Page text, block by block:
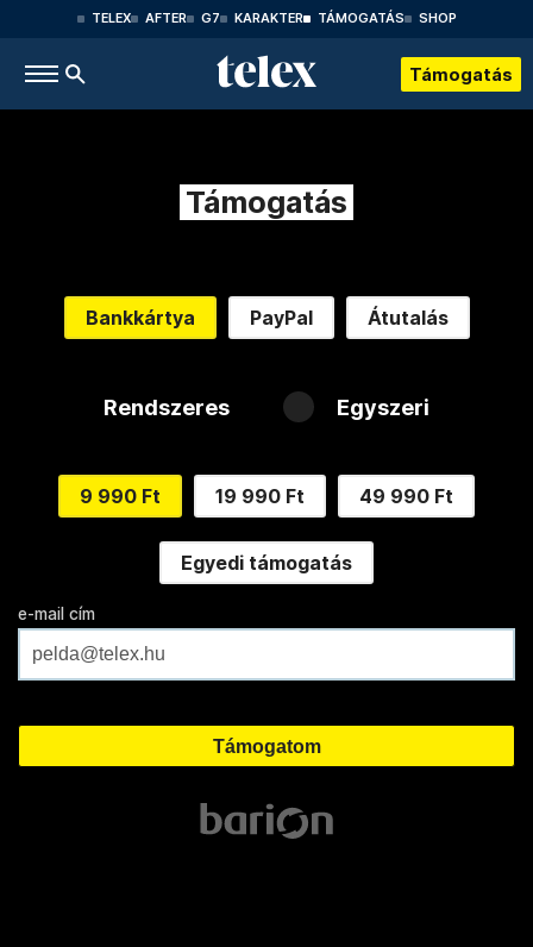
TELEX AFTER G7 KARAKTER TÁMOGATÁS SHOP
Támogatás
Támogatás
Bankkártya PayPal Átutalás
Rendszeres Egyszeri
9 990 Ft 19 990 Ft 49 990 Ft
Egyedi támogatás
e-mail cím